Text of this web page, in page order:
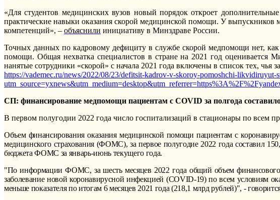
«Для студентов медицинских вузов новый порядок откроет
практические навыки оказания скорой медицинской помощи. У выпускников
компетенций», – объяснили инициативу в Минздраве России.
Точных данных по кадровому дефициту в службе скорой медпомощи нет,
помощи. Общая нехватка специалистов в стране на 2021 год оценивается
нанятые сотрудники «скорой» с начала 2021 года включены в список тех, чья
https://vademec.ru/news/2022/08/23/defitsit-kadrov-v-skoroy-pomoshchi-likvidiruyut-
СП: финансирование медпомощи пациентам с COVID за полгода
В первом полугодии 2022 года число госпитализаций в стационары по
Объем финансирования оказания медицинской помощи пациентам с
медицинского страхования (ФОМС), за первое полугодие 2022 года составил
бюджета ФОМС за январь-июнь текущего года.
"По информации ФОМС, за шесть месяцев 2022 года общий объем
заболевание новой коронавирусной инфекцией (COVID-19) по всем условиям
меньше показателя по итогам 6 месяцев 2021 года (218,1 млрд рублей)", -